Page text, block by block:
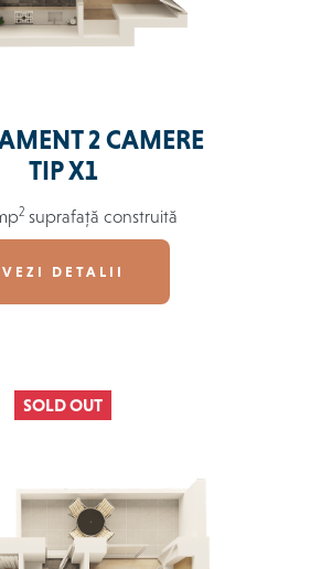
2 CAMERE
TIP X1
2 suprafață construită
VEZI DETALII
SOLD OUT